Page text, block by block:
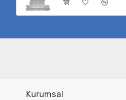
Kurumsal